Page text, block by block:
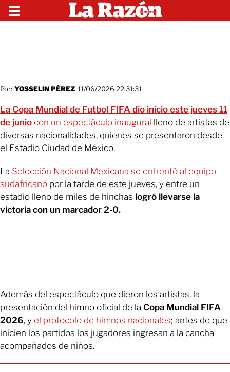
Por: YOSSELIN PÉREZ 11/06/2026 22:31:31
La Copa Mundial de Futbol FIFA dio inicio este jueves 11
de junio con un espectáculo inaugural lleno de artistas de
diversas nacionalidades, quienes se presentaron desde
el Estadio Ciudad de México.
La Selección Nacional Mexicana se enfrentó al equipo
sudafricano por la tarde de este jueves, y entre un
estadio lleno de miles de hinchas logró llevarse la
victoria con un marcador 2-0.
Además del espectáculo que dieron los artistas, la
presentación del himno oficial de la Copa Mundial FIFA
2026, y el protocolo de himnos nacionales; antes de que
inicien los partidos los jugadores ingresan a la cancha
acompañados de niños.